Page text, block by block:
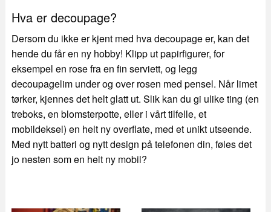
Hva er decoupage?
Dersom du ikke er kjent med hva decoupage er, kan det
hende du får en ny hobby! Klipp ut papirfigurer, for
eksempel en rose fra en fin serviett, og legg
decoupagelim under og over rosen med pensel. Når limet
tørker, kjennes det helt glatt ut. Slik kan du gi ulike ting (en
treboks, en blomsterpotte, eller i vårt tilfelle, et
mobildeksel) en helt ny overflate, med et unikt utseende.
Med nytt batteri og nytt design på telefonen din, føles det
jo nesten som en helt ny mobil?